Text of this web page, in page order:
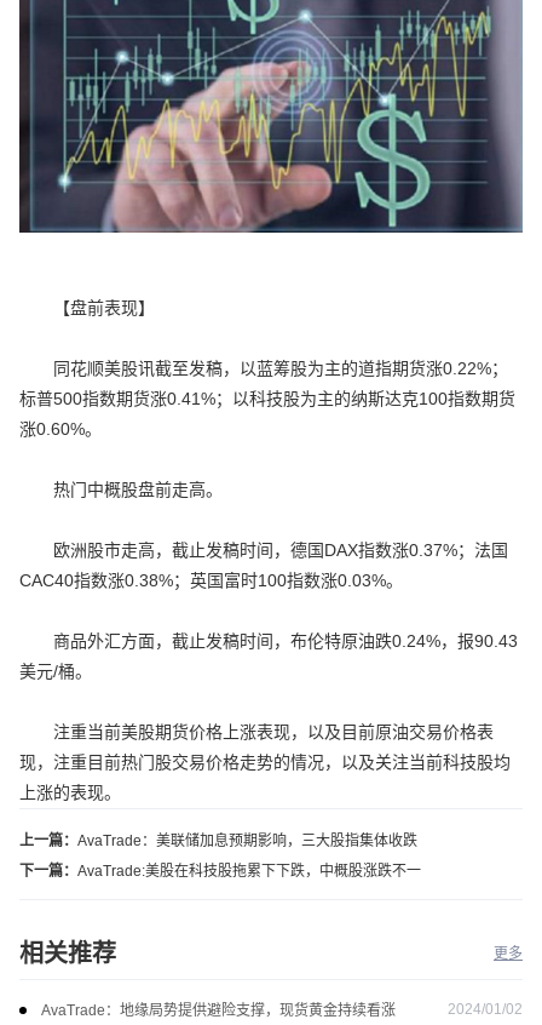
【盘前表现】
同花顺美股讯截至发稿，以蓝筹股为主的道指期货涨0.22%；
标普500指数期货涨0.41%；以科技股为主的纳斯达克100指数期货
涨0.60%。
热门中概股盘前走高。
欧洲股市走高，截止发稿时间，德国DAX指数涨0.37%；法国
CAC40指数涨0.38%；英国富时100指数涨0.03%。
商品外汇方面，截止发稿时间，布伦特原油跌0.24%，报90.43
美元/桶。
注重当前美股期货价格上涨表现，以及目前原油交易价格表
现，注重目前热门股交易价格走势的情况，以及关注当前科技股均
上涨的表现。
上一篇： AvaTrade：美联储加息预期影响，三大股指集体收跌
下一篇： AvaTrade:美股在科技股拖累下下跌，中概股涨跌不一
相关推荐 更多
AvaTrade：地缘局势提供避险支撑，现货黄金持续看涨 2024/01/02